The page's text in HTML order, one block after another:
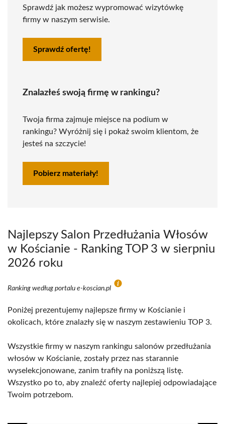
Sprawdź jak możesz wypromować wizytówkę
firmy w naszym serwisie.
Sprawdź ofertę!
Znalazłeś swoją firmę w rankingu?
Twoja firma zajmuje miejsce na podium w
rankingu? Wyróżnij się i pokaż swoim klientom, że
jesteś na szczycie!
Pobierz materiały!
Najlepszy Salon Przedłużania Włosów
w Kościanie - Ranking TOP 3 w sierpniu
2026 roku
Ranking według portalu e-koscian.pl
Poniżej prezentujemy najlepsze firmy w Kościanie i
okolicach, które znalazły się w naszym zestawieniu TOP 3.
Wszystkie firmy w naszym rankingu salonów przedłużania
włosów w Kościanie, zostały przez nas starannie
wyselekcjonowane, zanim trafiły na poniższą listę.
Wszystko po to, aby znaleźć oferty najlepiej odpowiadające
Twoim potrzebom.